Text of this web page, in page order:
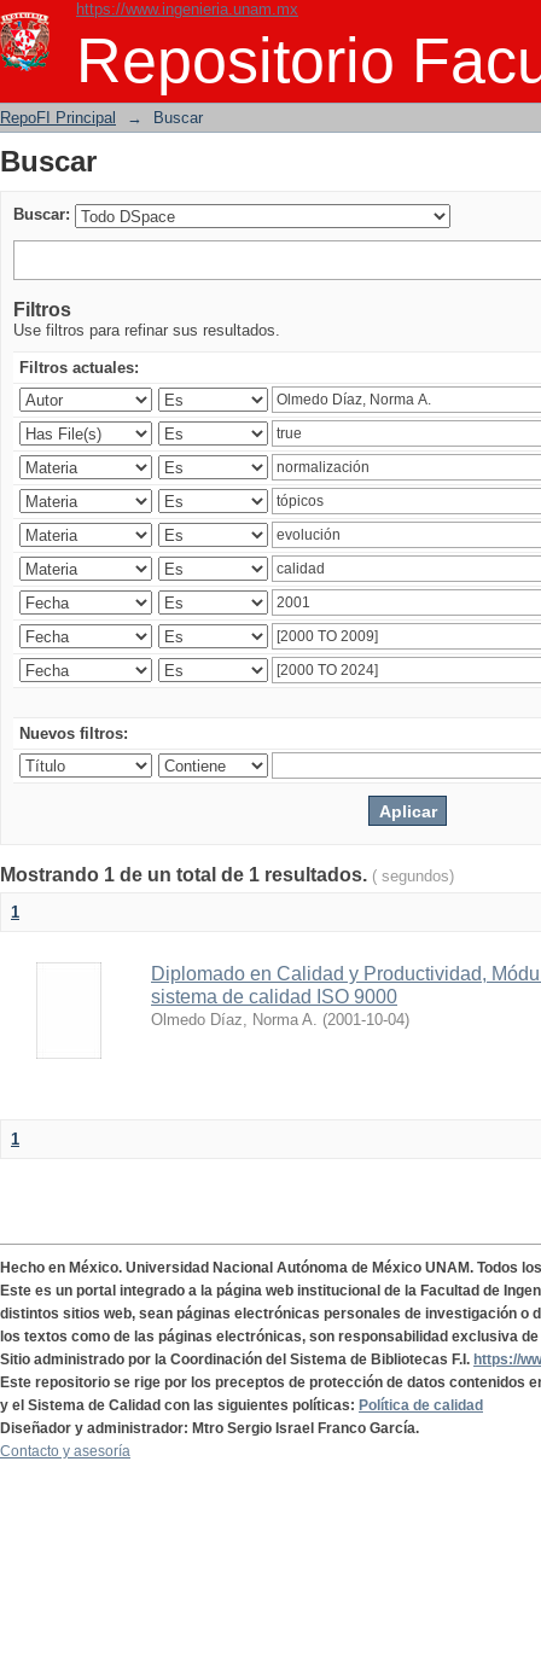
https://www.ingenieria.unam.mx
Repositorio
Buscar
RepoFI Principal → Buscar
Buscar
Buscar:
Filtros
Use filtros para refinar sus resultados.
Filtros actuales:
Nuevos filtros:
Mostrando 1 de un total de 1 resultados. ( segundos)
1
Diplomado en Calidad y Productividad,
sistema de calidad ISO 9000
Olmedo Díaz, Norma A. (2001-10-04)
1
Hecho en México. Universidad Nacional Autónoma de México UNAM. Todos
Este es un portal integrado a la página web institucional de la Facultad de
distintos sitios web, sean páginas electrónicas personales de investigación o
los textos como de las páginas electrónicas, son responsabilidad exclusiva
Sitio administrado por la Coordinación del Sistema de Bibliotecas F.I. https://
Este repositorio se rige por los preceptos de protección de datos contenidos
y el Sistema de Calidad con las siguientes políticas: Política de calidad
Diseñador y administrador: Mtro Sergio Israel Franco García.
Contacto y asesoría